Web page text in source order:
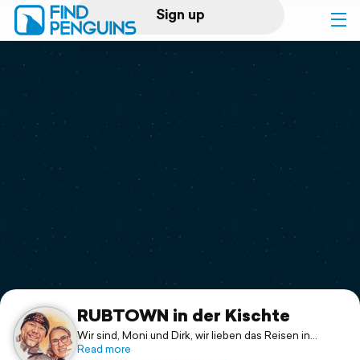
Sign up
Log in
Print a book
Flyover video
Support
RUBTOWN in der Kischte
Wir sind, Moni und Dirk, wir lieben das Reisen in
unserem Kastenwagen, wir nennen den einfach
Read more